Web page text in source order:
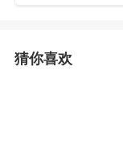
猜你喜欢